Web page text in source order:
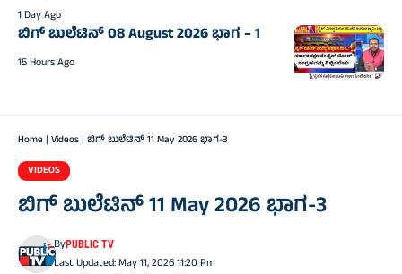
1 Day Ago
ಬಿಗ್‌ ಬುಲೆಟಿನ್‌ 08 August 2026 ಭಾಗ – 1
15 Hours Ago
Home| Videos| ಬಿಗ್‌ ಬುಲೆಟಿನ್‌ 11 May 2026 ಭಾಗ-3
VIDEOS
ಬಿಗ್‌ ಬುಲೆಟಿನ್‌ 11 May 2026 ಭಾಗ-3
Last Updated: May 11, 2026 11:20 Pm
ByPUBLIC TV